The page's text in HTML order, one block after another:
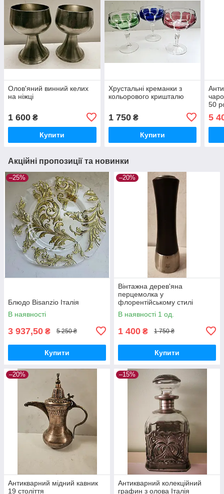
Олов'яний винний келих
на ніжці
1 600 ₴
Купити
Хрустальні креманки з
кольорового кришталю
1 750₴
Купити
50
5
Акційні пропозиції та новинки
–25%
Блюдо Bisanzio Італія
В наявності
3 937,50 ₴ 5 250 ₴
Купити
–20%
Вінтажна дерев'яна
перцемолка у
флорентійському стилі
В наявності 1 од.
1 400 ₴ 1 750 ₴
Купити
–20%
Антикварний мідний кавник
19 століття
–15%
Антикварний колекційний
графин з олова Італія